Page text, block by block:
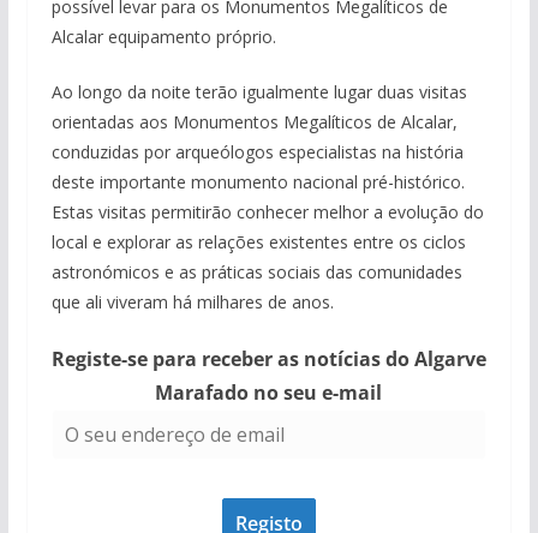
possível levar para os Monumentos Megalíticos de
Alcalar equipamento próprio.
Ao longo da noite terão igualmente lugar duas visitas
orientadas aos Monumentos Megalíticos de Alcalar,
conduzidas por arqueólogos especialistas na história
deste importante monumento nacional pré-histórico.
Estas visitas permitirão conhecer melhor a evolução do
local e explorar as relações existentes entre os ciclos
astronómicos e as práticas sociais das comunidades
que ali viveram há milhares de anos.
Registe-se para receber as notícias do Algarve
Marafado no seu e-mail